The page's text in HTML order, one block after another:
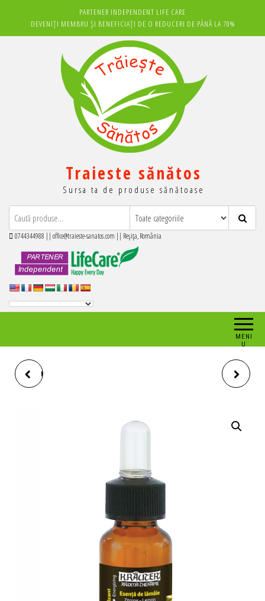
conținut
PARTENER INDEPENDENT LIFE CARE
DEVENIȚI MEMBRU ȘI BENEFICIAȚI DE O REDUCERI DE PÂNĂ LA 70%
Traieste sănătos
Sursa ta de produse sănătoase
0744344988 || office@traieste-sanatos.com || Reșița, România
MENI
U
ULEI ESENȚIAL DE LAVANDĂ